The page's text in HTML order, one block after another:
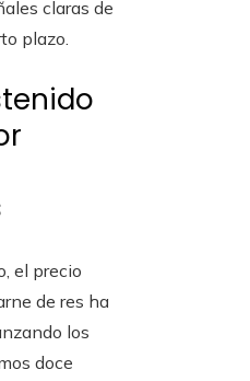
claras de
plazo.
el precio
de res ha
los
doce